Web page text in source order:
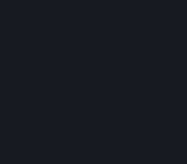
Спробувати